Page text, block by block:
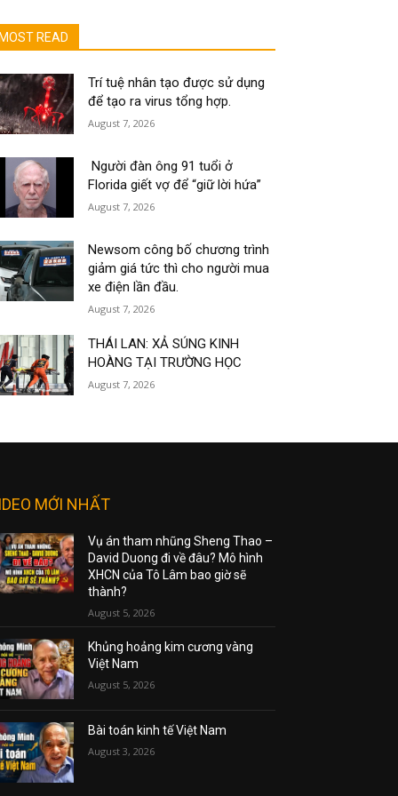
MOST READ
Trí tuệ nhân tạo được sử dụng
để tạo ra virus tổng hợp.
August 7, 2026
Người đàn ông 91 tuổi ở
Florida giết vợ để “giữ lời hứa”
August 7, 2026
Newsom công bố chương trình
giảm giá tức thì cho người mua
xe điện lần đầu.
August 7, 2026
THÁI LAN: XẢ SÚNG KINH
HOÀNG TẠI TRƯỜNG HỌC
August 7, 2026
MỚI NHẤT
Vụ án tham nhũng Sheng Thao –
David Duong đi về đâu? Mô hình
XHCN của Tô Lâm bao giờ sẽ
thành?
August 5, 2026
Khủng hoảng kim cương vàng
Việt Nam
August 5, 2026
Bài toán kinh tế Việt Nam
August 3, 2026